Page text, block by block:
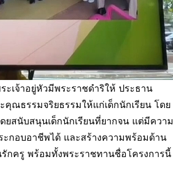
ะเจ้าอยู่หัวมีพระราชดำริให้ ประธาน
ณธรรมจริยธรรมให้แก่เด็กนักเรียน โดย
ยสนับสนุนเด็กนักเรียนที่ยากจน แต่มีความ
กอบอาชีพได้ และสร้างความพร้อมด้าน
รักครู พร้อมทั้งพระราชทานชื่อโครงการนี้